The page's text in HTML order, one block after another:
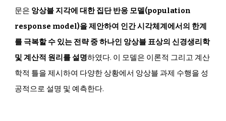
문은 앙상블 지각에 대한 집단 반응 모델(population
response model)을 제안하여 인간 시각체계에서의 한계
를 극복할 수 있는 전략 중 하나인 앙상블 표상의 신경생리학
및 계산적 원리를 설명하였다. 이 모델은 이론적 그리고 계산
학적 틀을 제시하여 다양한 상황에서 앙상블 과제 수행을 성
공적으로 설명 및 예측한다.